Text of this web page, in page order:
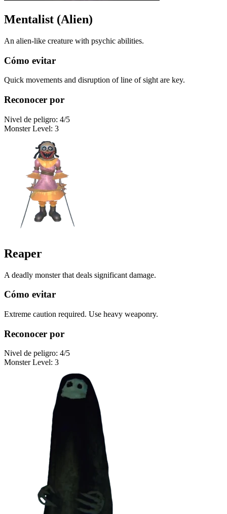
Mentalist (Alien)
An alien-like creature with psychic abilities.
Cómo evitar
Quick movements and disruption of line of sight are key.
Reconocer por
Nivel de peligro: 4/5
Monster Level: 3
Reaper
A deadly monster that deals significant damage.
Cómo evitar
Extreme caution required. Use heavy weaponry.
Reconocer por
Nivel de peligro: 4/5
Monster Level: 3